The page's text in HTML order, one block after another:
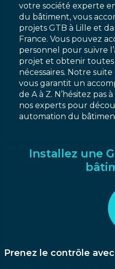
votre société experte
du bâtiment, vous
projets GTB à Lille et
France. Vous pouvez
personnel pour suivre
projet et obtenir toutes
nécessaires. Notre
vous garantit un
de A à Z. N’hésitez
nos experts pour
automation du
Installez une
Prenez le contrôle